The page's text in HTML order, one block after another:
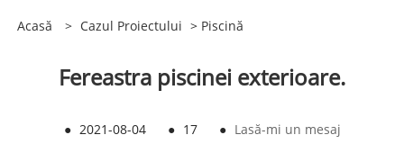
Acasă > Cazul Proiectului > Piscină
Fereastra piscinei exterioare.
● 2021-08-04 ● 17 ● Lasă-mi un mesaj